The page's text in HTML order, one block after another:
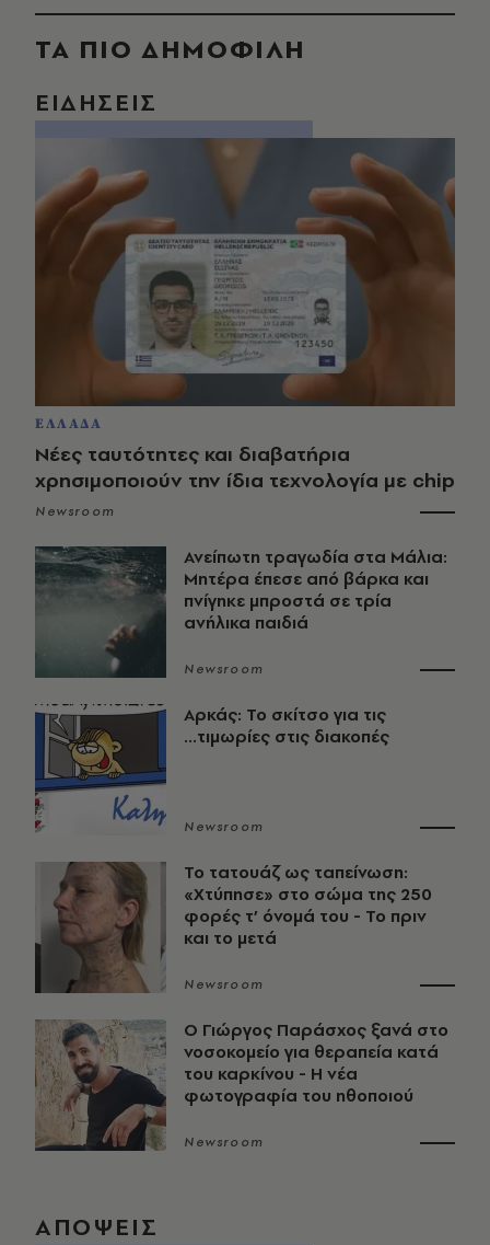
ΤΑ ΠΙΟ ΔΗΜΟΦΙΛΗ
ΕΙΔΗΣΕΙΣ
ΕΛΛΑΔΑ
Νέες ταυτότητες και διαβατήρια
χρησιμοποιούν την ίδια τεχνολογία με chip
Newsroom
Ανείπωτη τραγωδία στα Μάλια:
Μητέρα έπεσε από βάρκα και
πνίγηκε μπροστά σε τρία
ανήλικα παιδιά
Newsroom
Αρκάς: Το σκίτσο για τις
...τιμωρίες στις διακοπές
Newsroom
Το τατουάζ ως ταπείνωση:
«Χτύπησε» στο σώμα της 250
φορές τ’ όνομά του - Το πριν
και το μετά
Newsroom
O Γιώργος Παράσχος ξανά στο
νοσοκομείο για θεραπεία κατά
του καρκίνου - Η νέα
φωτογραφία του ηθοποιού
Newsroom
ΑΠΟΨΕΙΣ